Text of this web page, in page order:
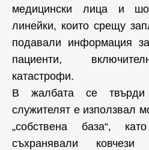
медицински лица и
линейки, които срещу
подавали информация
пациенти,
катастрофи.
В жалбата се
служителят е използвал
„собствена база“,
съхранявали